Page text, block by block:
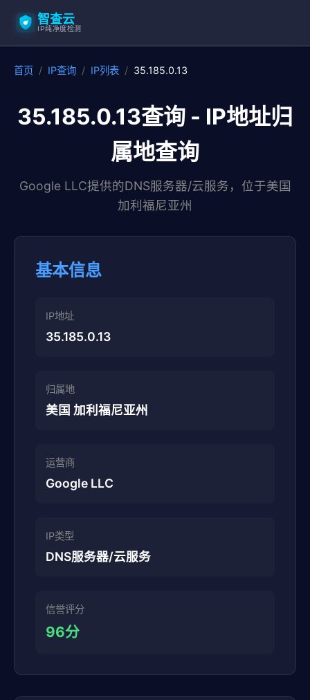
智查云
IP纯净度检测
首页 / IP查询 / IP列表 / 35.185.0.13
35.185.0.13查询 - IP地址归
属地查询
Google LLC提供的DNS服务器/云服务，位于美国
加利福尼亚州
基本信息
IP地址
35.185.0.13
归属地
美国 加利福尼亚州
运营商
Google LLC
IP类型
DNS服务器/云服务
信誉评分
96分